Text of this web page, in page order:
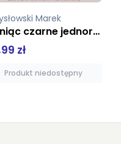
Jerzy A.
z Katynia
zł
Produkt niedostępny